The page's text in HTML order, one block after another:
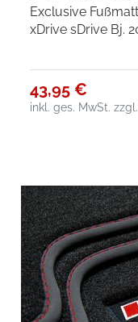
Exclusive
xDrive sDrive Bj.
43,95 €
inkl. ges. MwSt.